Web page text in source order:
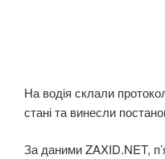
На водія склали
стані та винесли
За даними ZAXID.NET,